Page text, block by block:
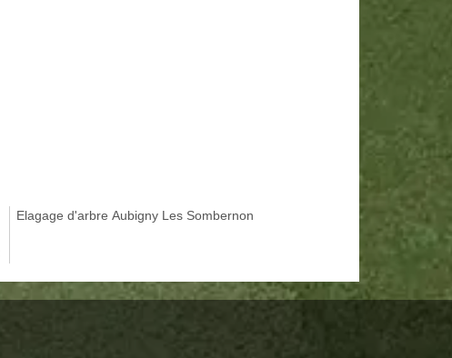
Elagage d'arbre Aubigny Les Sombernon